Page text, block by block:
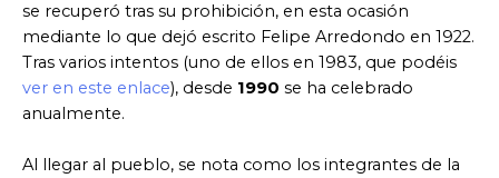
se recuperó tras su prohibición, en esta ocasión
mediante lo que dejó escrito Felipe Arredondo en 1922.
Tras varios intentos (uno de ellos en 1983, que podéis
ver en este enlace), desde 1990 se ha celebrado
anualmente.
Al llegar al pueblo, se nota como los integrantes de la